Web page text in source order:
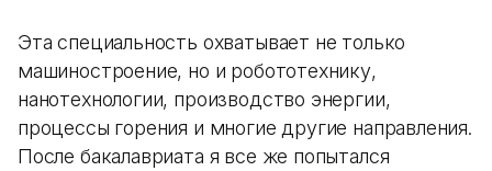
Эта специальность охватывает не только
машиностроение, но и робототехнику,
нанотехнологии, производство энергии,
процессы горения и многие другие направления.
После бакалавриата я все же попытался